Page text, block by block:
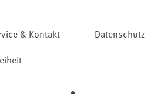
& Kontakt
Datenschutz